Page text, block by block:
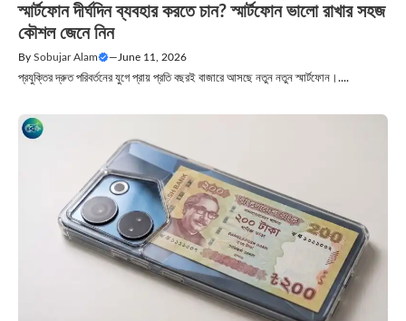
স্মার্টফোন দীর্ঘদিন ব্যবহার করতে চান? স্মার্টফোন ভালো রাখার সহজ
কৌশল জেনে নিন
By Sobujar Alam — June 11, 2026
প্রযুক্তির দ্রুত পরিবর্তনের যুগে প্রায় প্রতি বছরই বাজারে আসছে নতুন নতুন স্মার্টফোন।....